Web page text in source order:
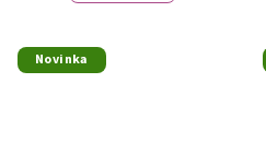
Novinka